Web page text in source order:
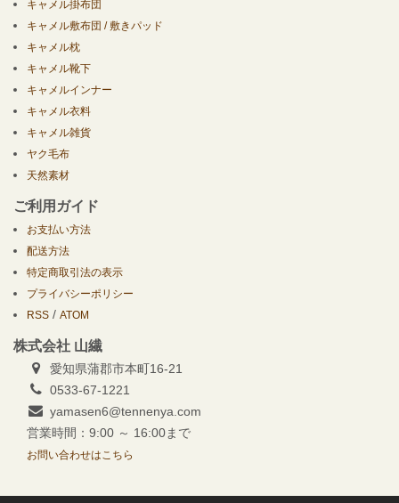
キャメル掛布団
キャメル敷布団 / 敷きパッド
キャメル枕
キャメル靴下
キャメルインナー
キャメル衣料
キャメル雑貨
ヤク毛布
天然素材
ご利用ガイド
お支払い方法
配送方法
特定商取引法の表示
プライバシーポリシー
RSS / ATOM
株式会社 山繊
愛知県蒲郡市本町16-21
0533-67-1221
yamasen6@tennenya.com
営業時間：9:00 ～ 16:00まで
お問い合わせはこちら